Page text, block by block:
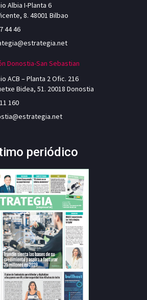
Albia I-Planta 6
8. 48001 Bilbao
44 46
Donostia-San Sebastian
ACB – Planta 2 Ofic. 216
Bidea, 51. 20018 Donostia
160
periódico